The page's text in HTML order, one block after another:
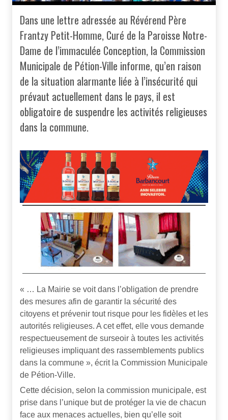
Dans une lettre adressée au Révérend Père
Frantzy Petit-Homme, Curé de la Paroisse Notre-
Dame de l’immaculée Conception, la Commission
Municipale de Pétion-Ville informe, qu’en raison
de la situation alarmante liée à l’insécurité qui
prévaut actuellement dans le pays, il est
obligatoire de suspendre les activités religieuses
dans la commune.
« … La Mairie se voit dans l’obligation de prendre
des mesures afin de garantir la sécurité des
citoyens et prévenir tout risque pour les fidèles et les
autorités religieuses. A cet effet, elle vous demande
respectueusement de surseoir à toutes les activités
religieuses impliquant des rassemblements publics
dans la commune », écrit la Commission Municipale
de Pétion-Ville.
Cette décision, selon la commission municipale, est
prise dans l’unique but de protéger la vie de chacun
face aux menaces actuelles, bien qu’elle soit